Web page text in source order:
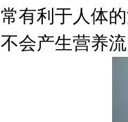
常有利于人体
不会产生营养